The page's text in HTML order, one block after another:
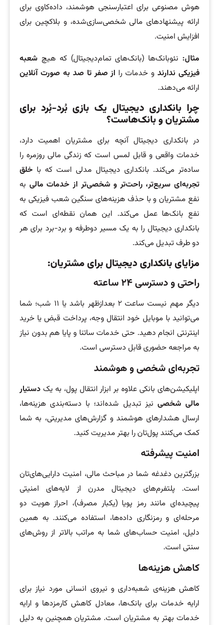
هوش مصنوعی برای اعتبارسنجی هوشمند، داده‌کاوی برای
ارائه پیشنهادهای مالی شخصی‌سازی‌شده، و بلاکچین برای
افزایش امنیت.
مثال‌: نئوبانک‌ها (بانک‌های تمام‌دیجیتال) که هیچ شعبه
فیزیکی ندارندو خدمات را از صفر تا صد به صورت آنلاین
ارائه می‌دهند.
چرا بانکداری دیجیتال یک بازی بُرد-بُرد برای
مشتریان و بانک‌هاست؟
در بانکداری دیجیتال آنچه برای مشتریان اهمیت دارد،
خدمات واقعی و قابل لمس است که زندگی مالی روزمره را
ساده‌تر می‌کند. بانکداری دیجیتال مدلی است که با خلق
تجربه‌ای سریع‌تر، راحت‌تر و شخصی‌تر از خدمات مالی به
نفع مشتریان و با حذف هزینه‌های سنگین شعب فیزیکی به
نفع بانک‌ها عمل می‌کند. این همان نقطه‌ای است که
بانکداری دیجیتال را به یک مسیر دوطرفه و برد-برد برای هر
دو طرف تبدیل می‌کند.
مزایای بانکداری دیجیتال برای مشتریان:
راحتی و دسترسی ۲۴ ساعته
دیگر مهم نیست ساعت ۲ بعدازظهر باشد یا ۱۱ شب؛ شما
می‌توانید با موبایل خود انتقال وجه، پرداخت قبض یا خرید
اینترنتی انجام دهید. حتی خدمات ساتنا و پایا هم بدون نیاز
به مراجعه حضوری قابل دسترسی است.
تجربه‌ای شخصی و هوشمند
اپلیکیشن‌های بانکی علاوه بر ابزار انتقال پول، به یک دستیار
مالی شخصی نیز تبدیل شده‌اند؛ با دسته‌بندی هزینه‌ها،
ارسال هشدارهای هوشمند و گزارش‌های مدیریتی، به شما
کمک می‌کنند پول‌تان را بهتر مدیریت کنید.
امنیت پیشرفته
بزرگترین دغدغه شما در مباحث مالی، امنیت دارایی‌های‌تان
است. پلتفرم‌های دیجیتال مدرن از لایه‌های امنیتی
پیچیده‌ای مانند رمز پویا (یکبار مصرف)، احراز هویت دو
مرحله‌ای و رمزنگاری داده‌ها، استفاده می‌کنند. به همین
دلیل، امنیت حساب‌های شما به مراتب بالاتر از روش‌های
سنتی است.
کاهش هزینه‌ها
کاهش هزینه‌ی شعبه‌داری و نیروی انسانی مورد نیاز برای
ارایه خدمات برای بانک‌ها، معادل کاهش کارمزدها و ارایه
خدمات بهتر به مشتریان است. مشتریان همچنین به دلیل